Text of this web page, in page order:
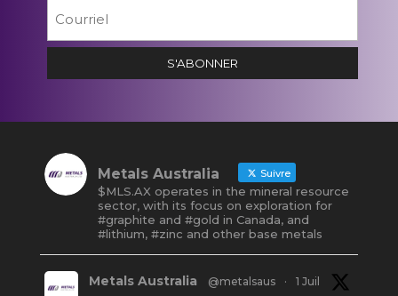
S'ABONNER
Metals Australia Suivre
$MLS.AX operates in the mineral resource
sector, with its focus on exploration for
#graphite and #gold in Canada, and
#lithium, #zinc and other base metals
Metals Australia @metalsaus · 1 Juil